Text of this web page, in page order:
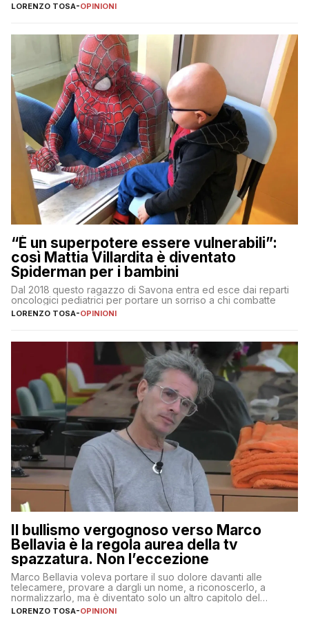
LORENZO TOSA-OPINIONI
“È un superpotere essere vulnerabili”:
così Mattia Villardita è diventato
Spiderman per i bambini
Dal 2018 questo ragazzo di Savona entra ed esce dai reparti
oncologici pediatrici per portare un sorriso a chi combatte
LORENZO TOSA-OPINIONI
Il bullismo vergognoso verso Marco
Bellavia è la regola aurea della tv
spazzatura. Non l’eccezione
Marco Bellavia voleva portare il suo dolore davanti alle
telecamere, provare a dargli un nome, a riconoscerlo, a
normalizzarlo, ma è diventato solo un altro capitolo del
copione
LORENZO TOSA-OPINIONI